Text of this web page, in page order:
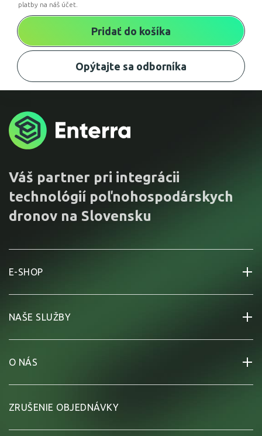
platby na náš účet.
Pridať do košíka
Opýtajte sa odborníka
Váš partner pri integrácii
technológií poľnohospodárskych
dronov na Slovensku
E-SHOP
NAŠE SLUŽBY
O NÁS
ZRUŠENIE OBJEDNÁVKY